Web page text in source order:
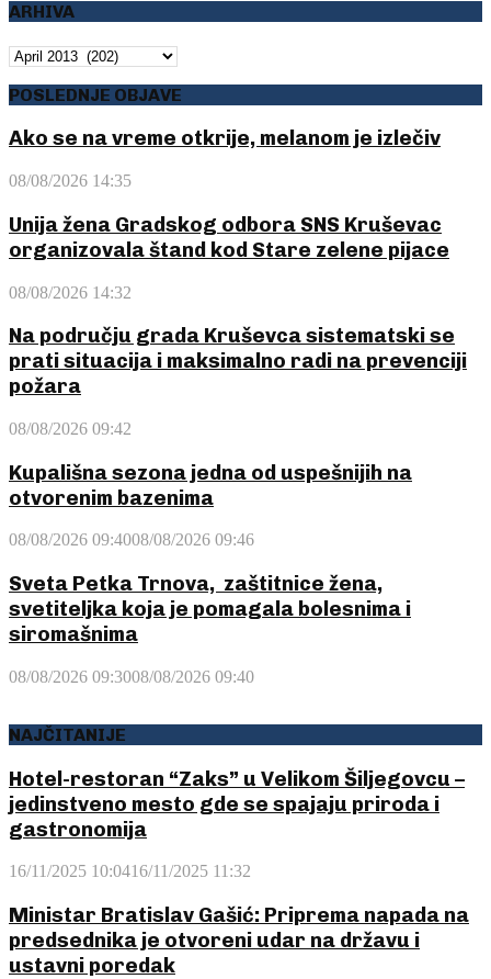
ARHIVA
ARHIVA
POSLEDNJE OBJAVE
Ako se na vreme otkrije, melanom je izlečiv
08/08/2026 14:35
Unija žena Gradskog odbora SNS Kruševac
organizovala štand kod Stare zelene pijace
08/08/2026 14:32
Na području grada Kruševca sistematski se
prati situacija i maksimalno radi na prevenciji
požara
08/08/2026 09:42
Kupališna sezona jedna od uspešnijih na
otvorenim bazenima
08/08/2026 09:4008/08/2026 09:46
Sveta Petka Trnova, zaštitnice žena,
svetiteljka koja je pomagala bolesnima i
siromašnima
08/08/2026 09:3008/08/2026 09:40
NAJČITANIJE
Hotel-restoran “Zaks” u Velikom Šiljegovcu –
jedinstveno mesto gde se spajaju priroda i
gastronomija
16/11/2025 10:0416/11/2025 11:32
Ministar Bratislav Gašić: Priprema napada na
predsednika je otvoreni udar na državu i
ustavni poredak